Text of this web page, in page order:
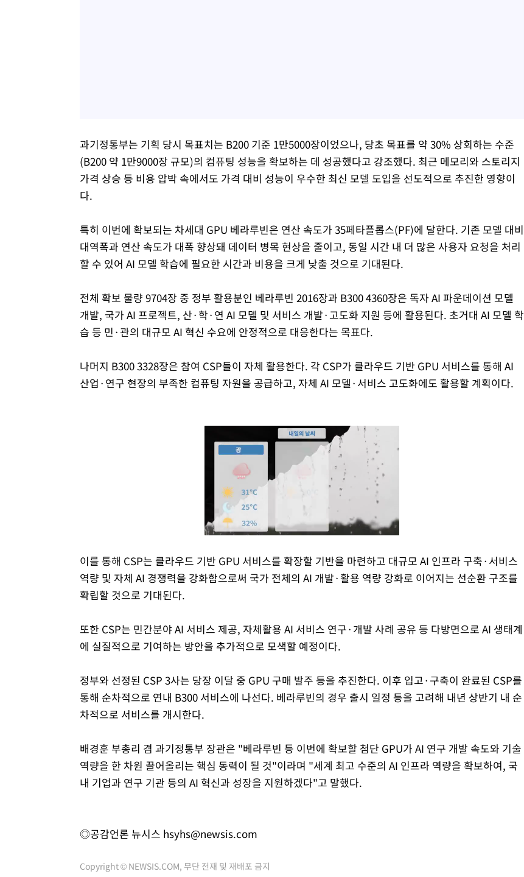
과기정통부는 기획 당시 목표치는 B200 기준 1만5000장이었으나, 당초 목표를 약 30% 상회하는 수준
(B200 약 1만9000장 규모)의 컴퓨팅 성능을 확보하는 데 성공했다고 강조했다. 최근 메모리와 스토리지
가격 상승 등 비용 압박 속에서도 가격 대비 성능이 우수한 최신 모델 도입을 선도적으로 추진한 영향이
다.
특히 이번에 확보되는 차세대 GPU 베라루빈은 연산 속도가 35페타플롭스(PF)에 달한다. 기존 모델 대비
대역폭과 연산 속도가 대폭 향상돼 데이터 병목 현상을 줄이고, 동일 시간 내 더 많은 사용자 요청을 처리
할 수 있어 AI 모델 학습에 필요한 시간과 비용을 크게 낮출 것으로 기대된다.
전체 확보 물량 9704장 중 정부 활용분인 베라루빈 2016장과 B300 4360장은 독자 AI 파운데이션 모델
개발, 국가 AI 프로젝트, 산·학·연 AI 모델 및 서비스 개발·고도화 지원 등에 활용된다. 초거대 AI 모델 학
습 등 민·관의 대규모 AI 혁신 수요에 안정적으로 대응한다는 목표다.
나머지 B300 3328장은 참여 CSP들이 자체 활용한다. 각 CSP가 클라우드 기반 GPU 서비스를 통해 AI
산업·연구 현장의 부족한 컴퓨팅 자원을 공급하고, 자체 AI 모델·서비스 고도화에도 활용할 계획이다.
Mute
이를 통해 CSP는 클라우드 기반 GPU 서비스를 확장할 기반을 마련하고 대규모 AI 인프라 구축·서비스
역량 및 자체 AI 경쟁력을 강화함으로써 국가 전체의 AI 개발·활용 역량 강화로 이어지는 선순환 구조를
확립할 것으로 기대된다.
또한 CSP는 민간분야 AI 서비스 제공, 자체활용 AI 서비스 연구·개발 사례 공유 등 다방면으로 AI 생태계
에 실질적으로 기여하는 방안을 추가적으로 모색할 예정이다.
정부와 선정된 CSP 3사는 당장 이달 중 GPU 구매 발주 등을 추진한다. 이후 입고·구축이 완료된 CSP를
통해 순차적으로 연내 B300 서비스에 나선다. 베라루빈의 경우 출시 일정 등을 고려해 내년 상반기 내 순
차적으로 서비스를 개시한다.
배경훈 부총리 겸 과기정통부 장관은 "베라루빈 등 이번에 확보할 첨단 GPU가 AI 연구 개발 속도와 기술
역량을 한 차원 끌어올리는 핵심 동력이 될 것"이라며 "세계 최고 수준의 AI 인프라 역량을 확보하여, 국
내 기업과 연구 기관 등의 AI 혁신과 성장을 지원하겠다"고 말했다.
◎공감언론 뉴시스 hsyhs@newsis.com
Copyright © NEWSIS.COM, 무단 전재 및 재배포 금지